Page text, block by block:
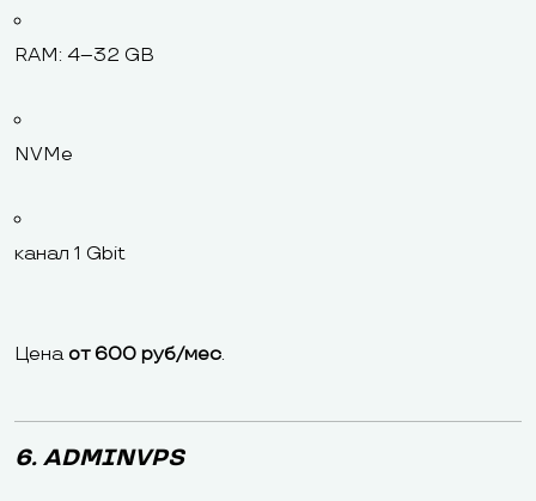
RAM: 4–32 GB
NVMe
канал 1 Gbit
Цена от 600 руб/мес.
6. ADMINVPS